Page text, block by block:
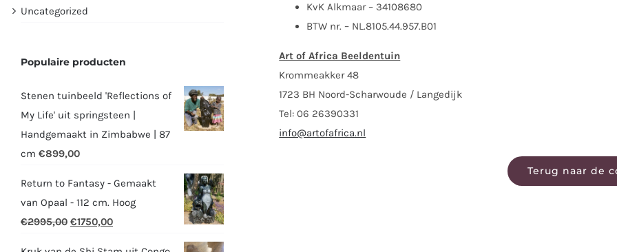
KvK Alkmaar – 34108680
BTW nr. – NL.8105.44.957.B01
Art of Africa Beeldentuin
Krommeakker 48
1723 BH Noord-Scharwoude / Langedijk
Tel: 06 26390331
info@artofafrica.nl
Terug naar de
Uncategorized
Populaire producten
Stenen tuinbeeld 'Reflections of
My Life' uit springsteen |
Handgemaakt in Zimbabwe | 87
cm €899,00
Return to Fantasy - Gemaakt
van Opaal - 112 cm. Hoog
€2995,00 Oorspronkelijke
€1750,00Huidige